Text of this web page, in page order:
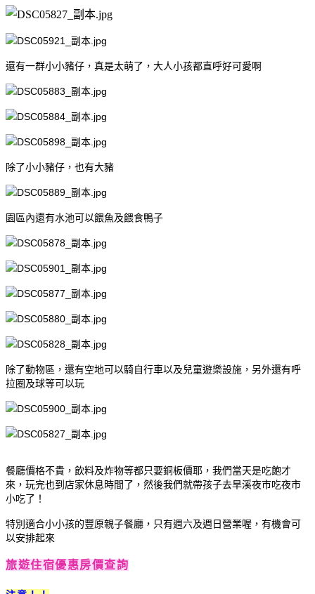
還有一群小小豬仔，真是太萌了，大人小孩都直呼好可愛啊
除了小小豬仔，也有大豬
園區內還有水池可以餵魚及餵食鴨子
除了動物區，還有空地可以騎自行車以及兒童遊樂設施，另外還有呼
拉圈及球等可以玩
餐廳價格不貴，飲料及炸物等都只要銅板價耶，我們當天是吃飽才
來，玩完也到店家休息時間了，然後我們就帶孩子去旱溪夜市吃夜市
小吃了！
特別適合小小孩的豐原親子餐廳，只有週六及週日營業喔，有機會可
以安排起來
旅遊住宿優惠房價查詢